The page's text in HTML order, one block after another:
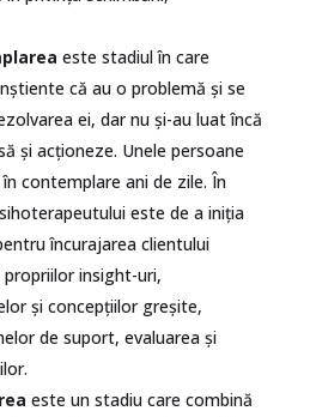
este stadiul în care
că au o problemă și se
ei, dar nu și-au luat încă
și acționeze. Unele persoane
contemplare ani de zile. În
este de a iniția
încurajarea clientului
insight-uri,
și concepțiilor greșite,
de suport, evaluarea și
este un stadiu care combină